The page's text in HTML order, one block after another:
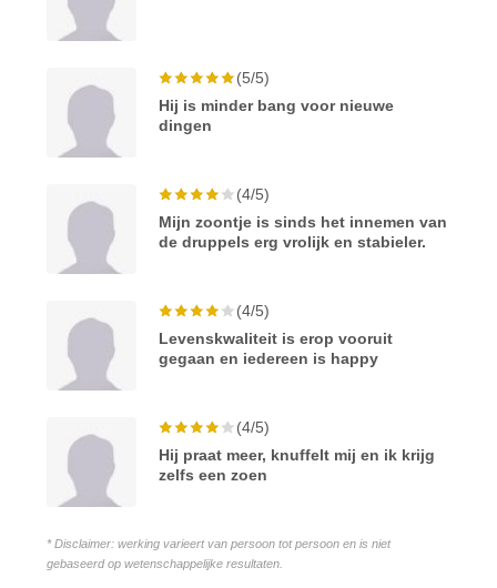
(5/5)
Hij is minder bang voor nieuwe
dingen
(4/5)
Mijn zoontje is sinds het innemen van
de druppels erg vrolijk en stabieler.
(4/5)
Levenskwaliteit is erop vooruit
gegaan en iedereen is happy
(4/5)
Hij praat meer, knuffelt mij en ik krijg
zelfs een zoen
* Disclaimer: werking varieert van persoon tot persoon en is niet
gebaseerd op wetenschappelijke resultaten.